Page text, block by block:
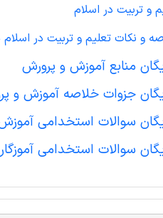
و تربیت در اسلام
و نکات تعلیم و تربیت در
منابع آموزش و پرورش
جزوات خلاصه آموزش و
سوالات استخدامی
سوالات استخدامی